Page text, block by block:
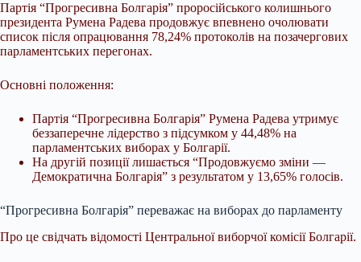
Партія “Прогресивна Болгарія” проросійського колишнього
президента Румена Радева продовжує впевнено очолювати
список після опрацювання 78,24% протоколів на позачергових
парламентських перегонах.
Основні положення:
Партія “Прогресивна Болгарія” Румена Радева утримує
беззаперечне лідерство з підсумком у 44,48% на
парламентських виборах у Болгарії.
На другій позиції лишається “Продовжуємо зміни —
Демократична Болгарія” з результатом у 13,65% голосів.
“Прогресивна Болгарія” переважає на виборах до парламенту
Про це свідчать відомості Центральної виборчої комісії Болгарії.